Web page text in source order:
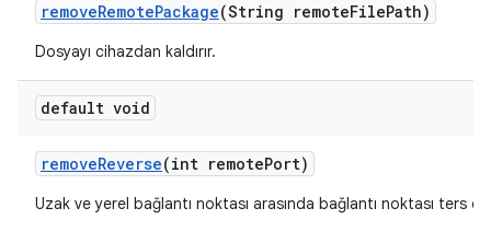
removeRemotePackage(String remoteFilePath)
Dosyayı cihazdan kaldırır.
default void
removeReverse(int remotePort)
Uzak ve yerel bağlantı noktası arasında bağlantı noktası ters